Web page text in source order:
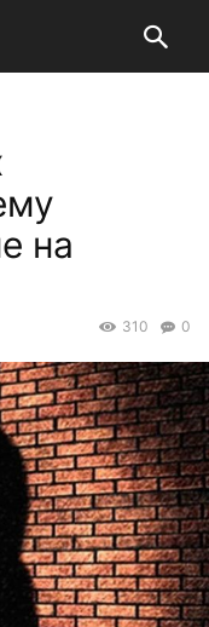
на
0
310